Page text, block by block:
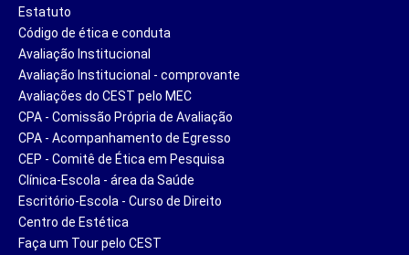
Estatuto
Código de ética e conduta
Avaliação Institucional
Avaliação Institucional - comprovante
Avaliações do CEST pelo MEC
CPA - Comissão Própria de Avaliação
CPA - Acompanhamento de Egresso
CEP - Comitê de Ética em Pesquisa
Clínica-Escola - área da Saúde
Escritório-Escola - Curso de Direito
Centro de Estética
Faça um Tour pelo CEST